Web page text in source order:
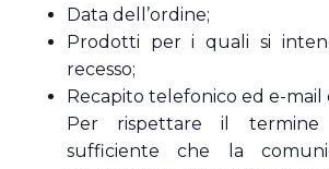
Data dell’ordine;
Prodotti per i quali si
recesso;
Recapito telefonico ed e-mail
Per rispettare il
sufficiente che la